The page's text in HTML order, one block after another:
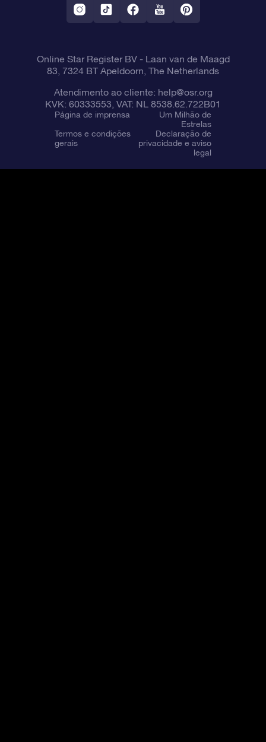
Online Star Register BV- Laan van de Maagd
83, 7324 BT Apeldoorn, The Netherlands
Atendimento ao cliente: help@osr.org
KVK: 60333553, VAT: NL 8538.62.722B01
Página de imprensa
Um Milhão de
Estrelas
Termos e condições
gerais
Declaração de
privacidade e aviso
legal